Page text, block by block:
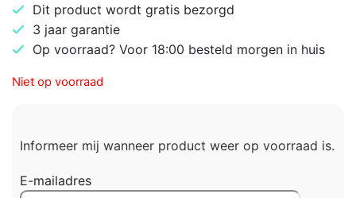
Dit product wordt gratis bezorgd
3 jaar garantie
Op voorraad? Voor 18:00 besteld morgen in huis
Niet op voorraad
Informeer mij wanneer product weer op voorraad is.
E-mailadres